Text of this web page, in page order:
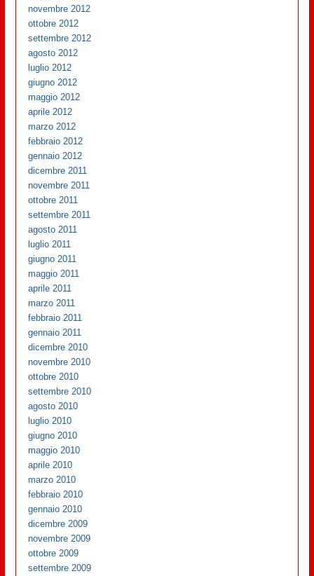
novembre 2012
ottobre 2012
settembre 2012
agosto 2012
luglio 2012
giugno 2012
maggio 2012
aprile 2012
marzo 2012
febbraio 2012
gennaio 2012
dicembre 2011
novembre 2011
ottobre 2011
settembre 2011
agosto 2011
luglio 2011
giugno 2011
maggio 2011
aprile 2011
marzo 2011
febbraio 2011
gennaio 2011
dicembre 2010
novembre 2010
ottobre 2010
settembre 2010
agosto 2010
luglio 2010
giugno 2010
maggio 2010
aprile 2010
marzo 2010
febbraio 2010
gennaio 2010
dicembre 2009
novembre 2009
ottobre 2009
settembre 2009